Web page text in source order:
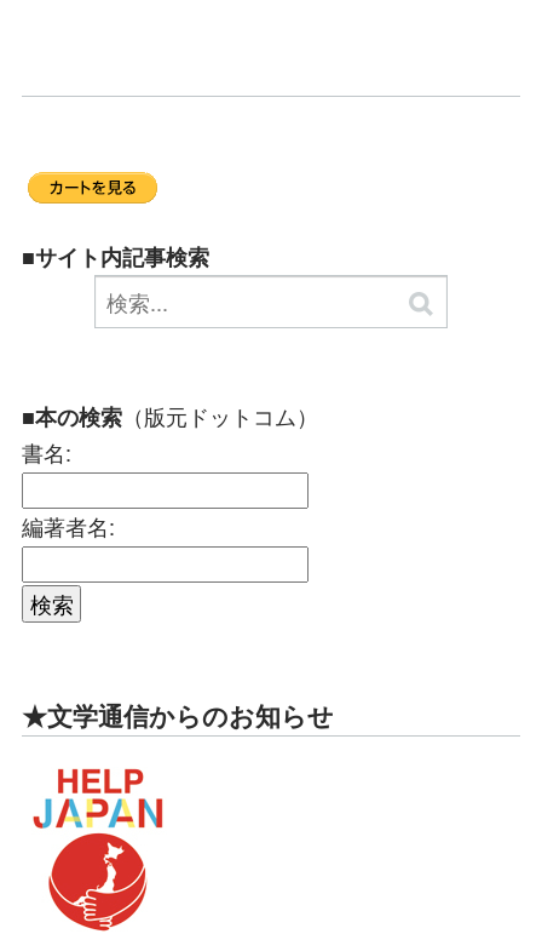
■サイト内記事検索
■本の検索 （版元ドットコム）
書名:
編著者名:
★文学通信からのお知らせ